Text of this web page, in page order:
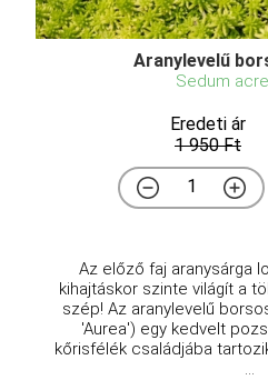
Aranylevelű
Sedum
Eredeti ár
1 950 Ft
Az előző faj aranysárga
kihajtáskor szinte világít a
szép! Az aranylevelű
'Aurea') egy kedvelt
kőrisfélék családjába
...